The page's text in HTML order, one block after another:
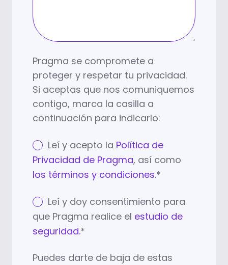
Pragma se compromete a
proteger y respetar tu privacidad.
Si aceptas que nos comuniquemos
contigo, marca la casilla a
continuación para indicarlo:
Leí y acepto la Política de
Privacidad de Pragma, así como
los términos y condiciones.*
Leí y doy consentimiento para
que Pragma realice el estudio de
seguridad.*
Puedes darte de baja de estas